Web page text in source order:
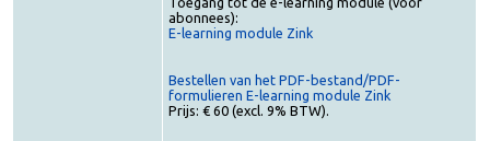
E-learning module Zink